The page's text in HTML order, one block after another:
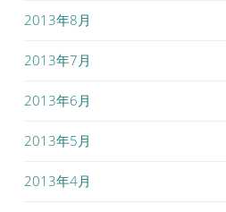
2013年8月
2013年7月
2013年6月
2013年5月
2013年4月